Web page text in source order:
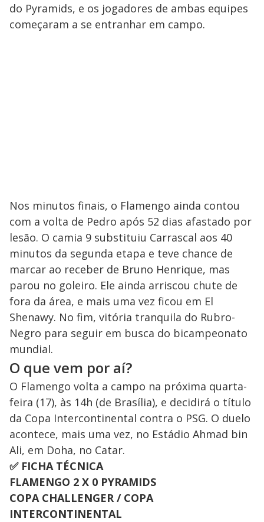
do Pyramids, e os jogadores de ambas equipes
começaram a se entranhar em campo.
Nos minutos finais, o Flamengo ainda contou
com a volta de Pedro após 52 dias afastado por
lesão. O camia 9 substituiu Carrascal aos 40
minutos da segunda etapa e teve chance de
marcar ao receber de Bruno Henrique, mas
parou no goleiro. Ele ainda arriscou chute de
fora da área, e mais uma vez ficou em El
Shenawy. No fim, vitória tranquila do Rubro-
Negro para seguir em busca do bicampeonato
mundial.
O que vem por aí?
O Flamengo volta a campo na próxima quarta-
feira (17), às 14h (de Brasília), e decidirá o título
da Copa Intercontinental contra o PSG. O duelo
acontece, mais uma vez, no Estádio Ahmad bin
Ali, em Doha, no Catar.
✅ FICHA TÉCNICA
FLAMENGO 2 X 0 PYRAMIDS
COPA CHALLENGER / COPA
INTERCONTINENTAL